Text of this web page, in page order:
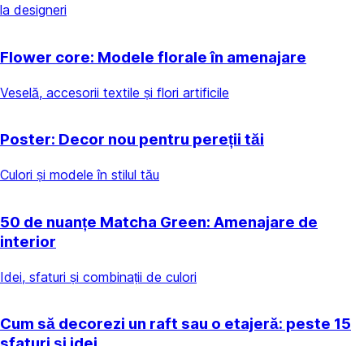
la designeri
Flower core: Modele florale în amenajare
Veselă, accesorii textile și flori artificile
Poster: Decor nou pentru pereții tăi
Culori și modele în stilul tău
50 de nuanțe Matcha Green: Amenajare de
interior
Idei, sfaturi și combinații de culori
Cum să decorezi un raft sau o etajeră: peste 15